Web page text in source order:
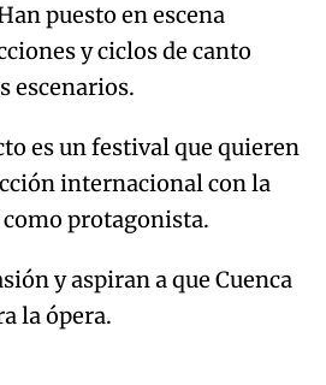
puesto en escena
y ciclos de canto
escenarios.
es un festival que quieren
internacional con la
protagonista.
y aspiran a que Cuenca
la ópera.